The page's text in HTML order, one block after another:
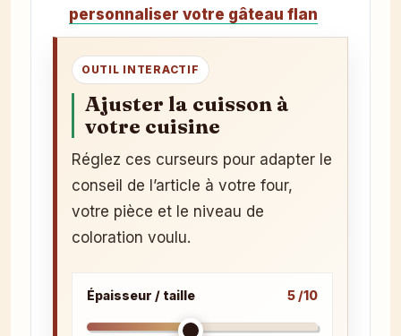
personnaliser votre gâteau flan
OUTIL INTERACTIF
Ajuster la cuisson à
votre cuisine
Réglez ces curseurs pour adapter le
conseil de l’article à votre four,
votre pièce et le niveau de
coloration voulu.
Épaisseur / taille 5 /10